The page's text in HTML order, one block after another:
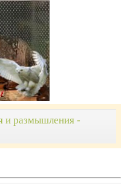
и размышления -